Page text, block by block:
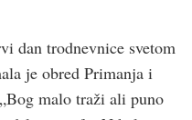
dan trodnevnice svetom
je obred Primanja i
malo traži ali puno